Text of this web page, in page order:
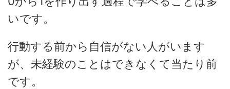
いです。
行動する前から自信がない人がいます
が、未経験のことはできなくて当たり前
です。